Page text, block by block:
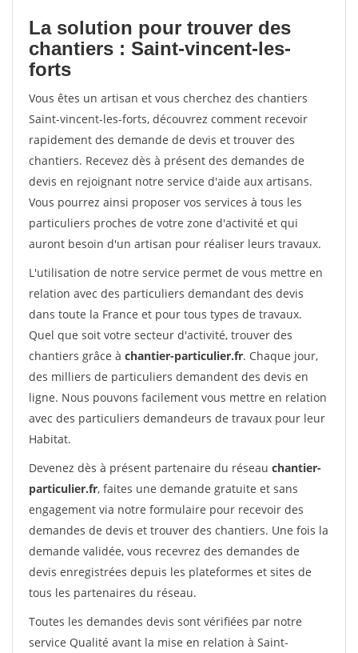
La solution pour trouver des
chantiers : Saint-vincent-les-
forts
Vous êtes un artisan et vous cherchez des chantiers
Saint-vincent-les-forts, découvrez comment recevoir
rapidement des demande de devis et trouver des
chantiers. Recevez dès à présent des demandes de
devis en rejoignant notre service d'aide aux artisans.
Vous pourrez ainsi proposer vos services à tous les
particuliers proches de votre zone d'activité et qui
auront besoin d'un artisan pour réaliser leurs travaux.
L'utilisation de notre service permet de vous mettre en
relation avec des particuliers demandant des devis
dans toute la France et pour tous types de travaux.
Quel que soit votre secteur d'activité, trouver des
chantiers grâce à chantier-particulier.fr. Chaque jour,
des milliers de particuliers demandent des devis en
ligne. Nous pouvons facilement vous mettre en relation
avec des particuliers demandeurs de travaux pour leur
Habitat.
Devenez dès à présent partenaire du réseau chantier-
particulier.fr, faites une demande gratuite et sans
engagement via notre formulaire pour recevoir des
demandes de devis et trouver des chantiers. Une fois la
demande validée, vous recevrez des demandes de
devis enregistrées depuis les plateformes et sites de
tous les partenaires du réseau.
Toutes les demandes devis sont vérifiées par notre
service Qualité avant la mise en relation à Saint-